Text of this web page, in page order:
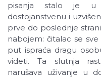
pisanja stalo je u
dostojanstvenu i
prve do poslednje
nabojem: čitalac se
put ispraća dragu
videti. Ta slutnja
narušava uživanje u